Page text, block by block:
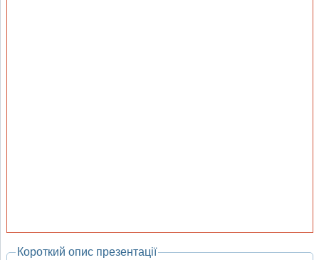
Короткий опис презентації